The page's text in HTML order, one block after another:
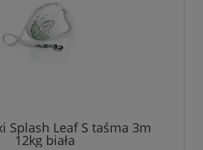
Splash Leaf S taśma 3m
12kg biała